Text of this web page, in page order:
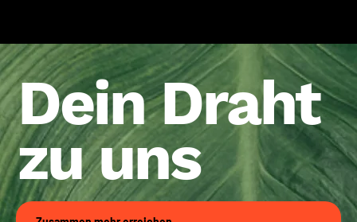
Dein Draht
zu uns